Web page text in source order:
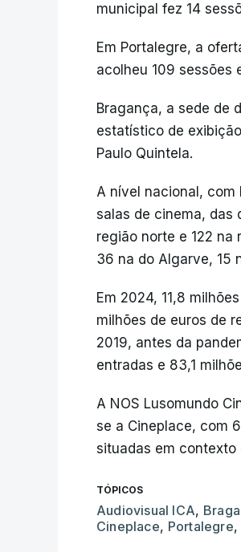
municipal fez 14
Em Portalegre, a
acolheu 109 sessões
Bragança, a sede de
estatístico de
Paulo Quintela.
A nível nacional,
salas de cinema, das
região norte e 122
36 na do Algarve, 15
Em 2024, 11,8
milhões de euros de
2019, antes da
entradas e 83,1
A NOS Lusomundo
se a Cineplace, com
situadas em
TÓPICOS
Audiovisual ICA,
Cineplace, Portalegre,